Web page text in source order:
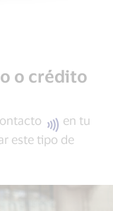
o crédito
en tu
este tipo de